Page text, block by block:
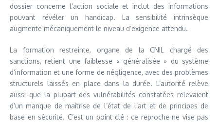
dossier concerne l’action sociale et inclut des informations
pouvant révéler un handicap. La sensibilité intrinsèque
augmente mécaniquement le niveau d’exigence attendu.
La formation restreinte, organe de la CNIL chargé des
sanctions, retient une faiblesse « généralisée » du système
d’information et une forme de négligence, avec des problèmes
structurels laissés en place dans la durée. L’autorité relève
aussi que la plupart des vulnérabilités constatées relevaient
d’un manque de maîtrise de l’état de l’art et de principes de
base en sécurité. C’est un point clé : ce reproche ne vise pas